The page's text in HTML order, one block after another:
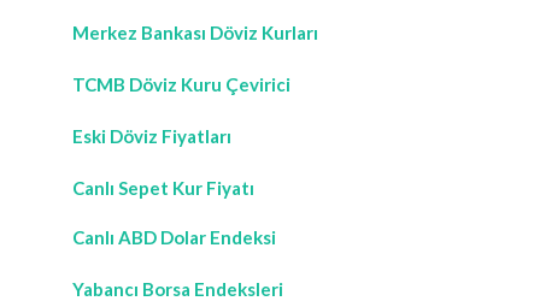
Merkez Bankası Döviz Kurları
TCMB Döviz Kuru Çevirici
Eski Döviz Fiyatları
Canlı Sepet Kur Fiyatı
Canlı ABD Dolar Endeksi
Yabancı Borsa Endeksleri